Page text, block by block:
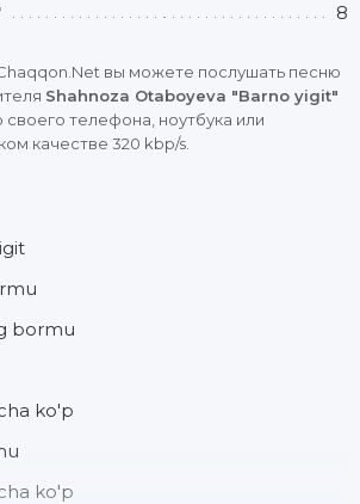
8
вы можете послушать песню
Shahnoza Otaboyeva "Barno yigit"
телефона, ноутбука или
качестве 320 kbp/s.
bormu
ko'p
ko'p